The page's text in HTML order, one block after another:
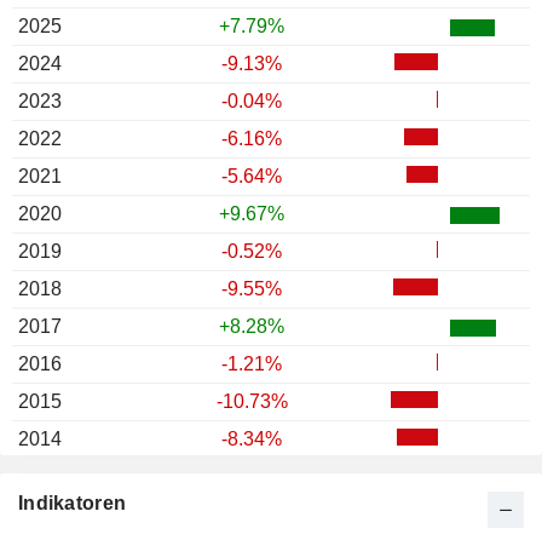
Indikatoren
2025
+7.79%
2024
-9.13%
2023
-0.04%
2022
-6.16%
2021
-5.64%
2020
+9.67%
2019
-0.52%
2018
-9.55%
2017
+8.28%
2016
-1.21%
2015
-10.73%
2014
-8.34%
2012